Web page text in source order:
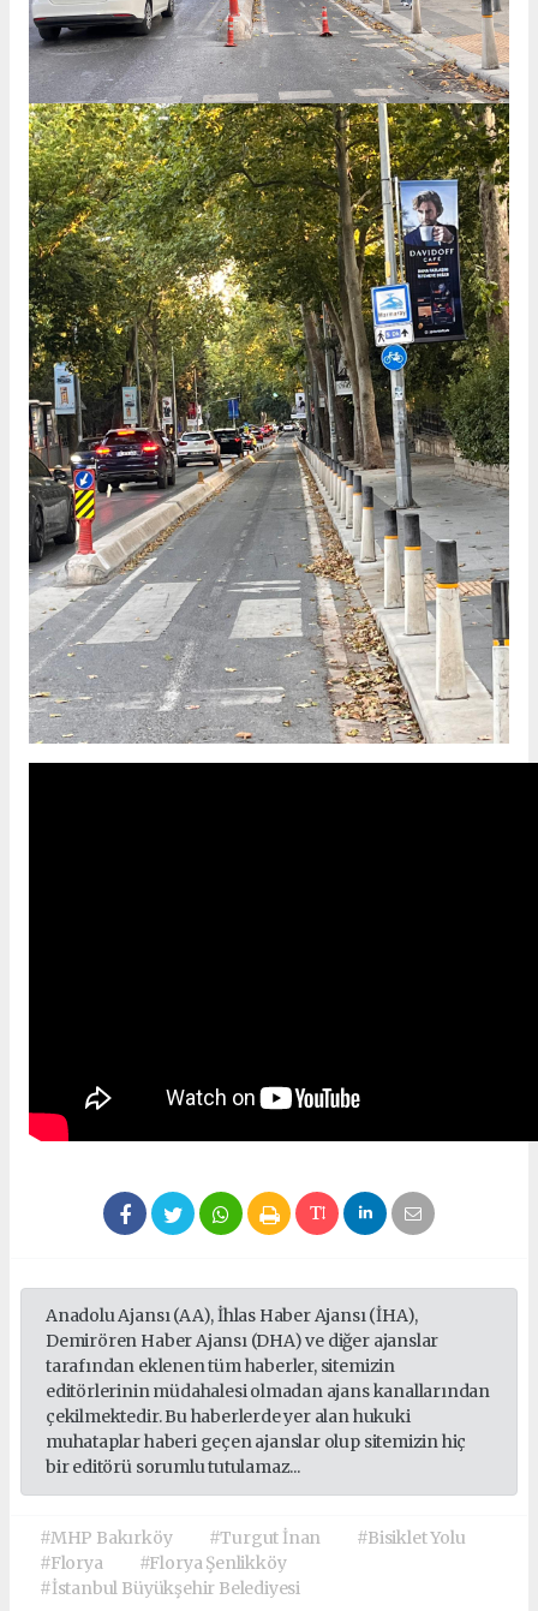
Anadolu Ajansı (AA), İhlas Haber Ajansı (İHA),
Demirören Haber Ajansı (DHA) ve diğer ajanslar
tarafından eklenen tüm haberler, sitemizin
editörlerinin müdahalesi olmadan ajans kanallarından
çekilmektedir. Bu haberlerde yer alan hukuki
muhataplar haberi geçen ajanslar olup sitemizin hiç
bir editörü sorumlu tutulamaz...
#MHP Bakırköy #Turgut İnan
#Bisiklet Yolu
#Florya
#Florya Şenlikköy
#İstanbul Büyükşehir Belediyesi